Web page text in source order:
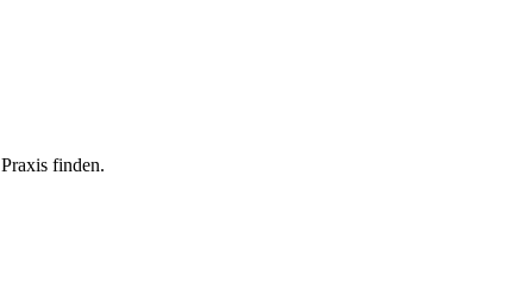
finden.